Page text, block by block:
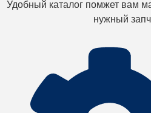
Удобный каталог помжет вам
нужный